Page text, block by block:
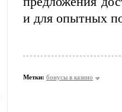
и для опытных
Метки: бонусы в казино